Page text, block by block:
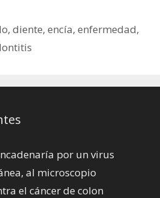
,diente,encía,enfermedad,
por un virus
al microscopio
el cáncer de colon